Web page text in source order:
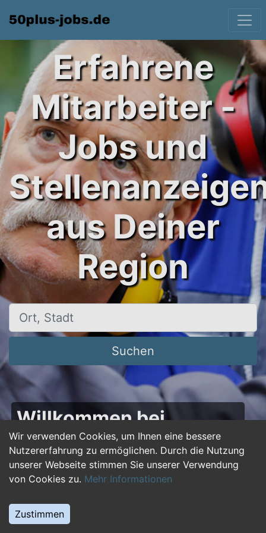
Wir verwenden Cookies, um Ihnen eine bessere
Nutzererfahrung zu ermöglichen. Durch die Nutzung
unserer Webseite stimmen Sie unserer Verwendung
von Cookies zu. Mehr Informationen
Zustimmen
Erfahrene
Mitarbeiter -
Jobs und
aus Deiner
Region
Ort, Stadt
Suchen
Willkommen bei
50plus-jobs.de – Dein
Portal für Jobs ab 50!
Du bist über 50 und suchst nach einer neuen
beruflichen Herausforderung oder einem
Jobwechsel? Auf